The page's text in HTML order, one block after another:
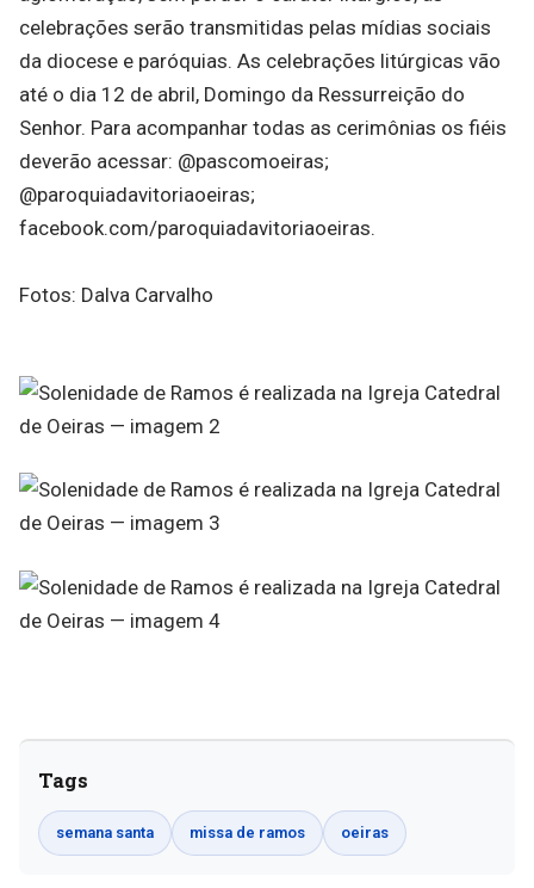
celebrações serão transmitidas pelas mídias sociais
da diocese e paróquias. As celebrações litúrgicas vão
até o dia 12 de abril, Domingo da Ressurreição do
Senhor. Para acompanhar todas as cerimônias os fiéis
deverão acessar: @pascomoeiras;
@paroquiadavitoriaoeiras;
facebook.com/paroquiadavitoriaoeiras.
Fotos: Dalva Carvalho
Tags
semana santa missa de ramos oeiras